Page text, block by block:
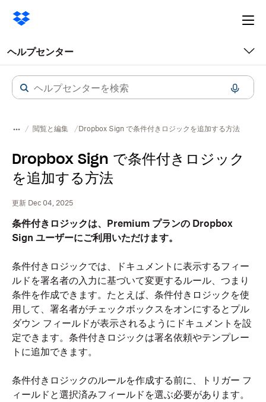
ヘルプセンター
閲覧と編集 Dropbox Sign で条件付きロジックを追加する方法
Dropbox Sign で条件付きロジック
を追加する方法
更新 Dec 04, 2025
条件付きロジックは、Premium プランの Dropbox
Sign ユーザーにご利用いただけます。
条件付きロジックでは、ドキュメントに表示するフィー
ルドを署名者の入力に基づいて変更するルール、つまり
条件を作成できます。たとえば、条件付きロジックを使
用して、署名者がチェックボックスをオンにするとプル
ダウン フィールドが表示されるようにドキュメントを設
定できます。条件付きロジックは署名依頼やテンプレー
トに追加できます。
条件付きロジックのルールを作成する前に、トリガー フ
ィールドと選択済みフィールドを選ぶ必要があります。